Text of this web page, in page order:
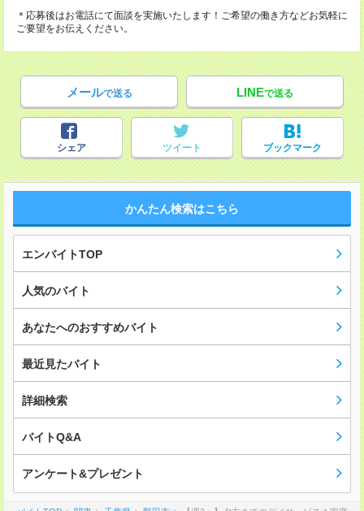
＊応募後はお電話にて面談を実施いたします！ご希望の働き方などお気軽に
ご要望をお伝えください。
メールで送る LINEで送る
シェア ツイート ブックマーク
かんたん検索はこちら
エンバイトTOP
人気のバイト
あなたへのおすすめバイト
最近見たバイト
詳細検索
バイトQ&A
アンケート&プレゼント